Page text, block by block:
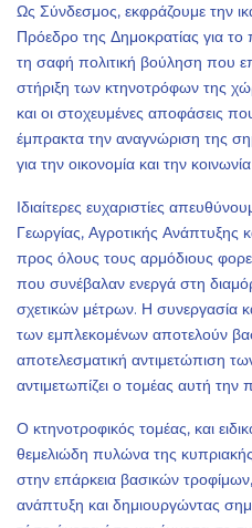
Ως Σύνδεσμος, εκφράζουμε την
Πρόεδρο της Δημοκρατίας για
τη σαφή πολιτική βούληση που
στήριξη των κτηνοτρόφων της
και οι στοχευμένες αποφάσεις
έμπρακτα την αναγνώριση της
για την οικονομία και την
Ιδιαίτερες ευχαριστίες
Γεωργίας, Αγροτικής Ανάπτυξης
προς όλους τους αρμόδιους
που συνέβαλαν ενεργά στη
σχετικών μέτρων. Η συνεργασία
των εμπλεκομένων αποτελούν
αποτελεσματική αντιμετώπιση
αντιμετωπίζει ο τομέας αυτή την
Ο κτηνοτροφικός τομέας, και
θεμελιώδη πυλώνα της
στην επάρκεια βασικών
ανάπτυξη και δημιουργώντας